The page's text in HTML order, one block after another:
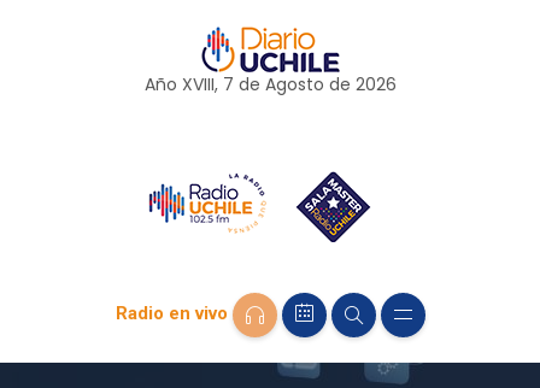
Año XVIII, 7 de Agosto de 2026
Radio en vivo